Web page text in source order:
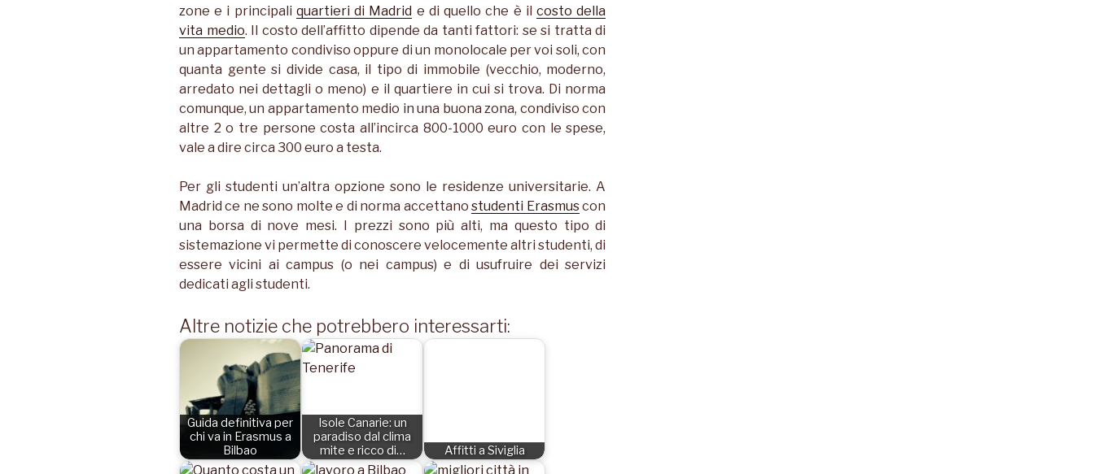
zone e i principali quartieri di Madrid e di quello che è ilcosto della
vita medio. Il costo dell’affitto dipende da tanti fattori: se si tratta di
un appartamento condiviso oppure di un monolocale per voi soli, con
quanta gente si divide casa, il tipo di immobile (vecchio, moderno,
arredato nei dettagli o meno) e il quartiere in cui si trova. Di norma
comunque, un appartamento medio in una buona zona, condiviso con
altre 2 o tre persone costa all’incirca 800-1000 euro con le spese,
vale a dire circa 300 euro a testa.
Per gli studenti un’altra opzione sono le residenze universitarie. A
Madrid ce ne sono molte e di norma accettanostudenti Erasmuscon
una borsa di nove mesi. I prezzi sono più alti, ma questo tipo di
sistemazione vi permette di conoscere velocemente altri studenti, di
essere vicini ai campus (o nei campus) e di usufruire dei servizi
dedicati agli studenti.
Altre notizie che potrebbero interessarti:
Guida definitiva per
chi va in Erasmus a
Bilbao
Isole Canarie: un
paradiso dal clima
mite e ricco di…
Affitti a Siviglia